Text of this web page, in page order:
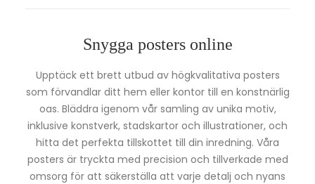
Snygga posters online
Upptäck ett brett utbud av högkvalitativa posters
som förvandlar ditt hem eller kontor till en konstnärlig
oas. Bläddra igenom vår samling av unika motiv,
inklusive konstverk, stadskartor och illustrationer, och
hitta det perfekta tillskottet till din inredning. Våra
posters är tryckta med precision och tillverkade med
omsorg för att säkerställa att varje detalj och nyans